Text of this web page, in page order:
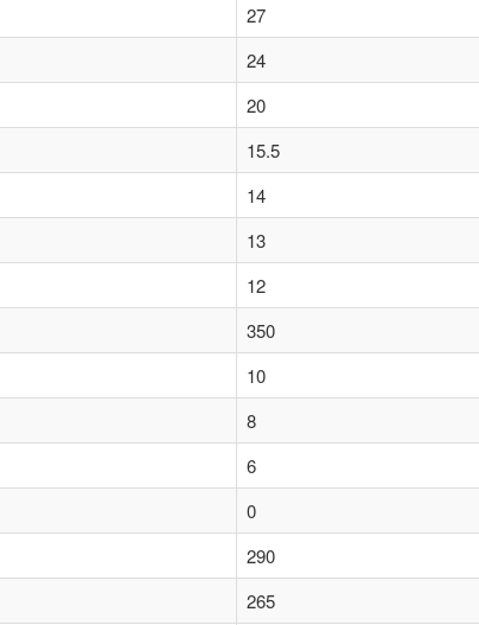
27
24
20
15.5
14
13
12
350
10
8
6
0
290
265